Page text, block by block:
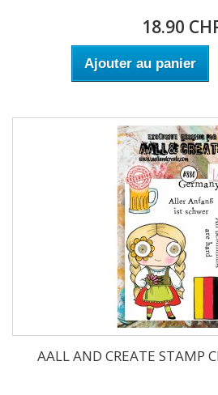
18.90
Ajouter au panier
AALL AND CREATE STAMP